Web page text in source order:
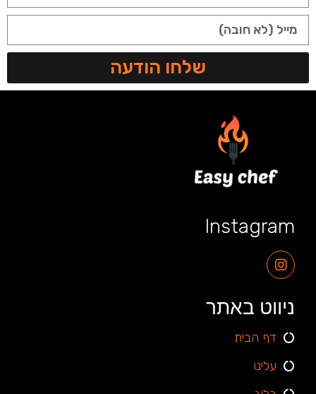
שלחו הודעה
Instagram
ניווט באתר
דף הבית
עלינו